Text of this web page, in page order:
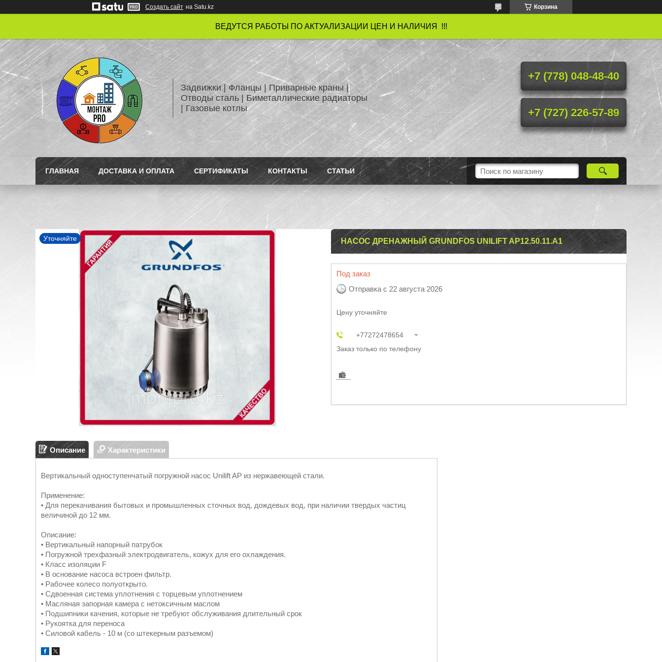
Создать сайт на Satu.kz Корзина
ВЕДУТСЯ РАБОТЫ ПО АКТУАЛИЗАЦИИ ЦЕН И НАЛИЧИЯ !!!
Задвижки | Фланцы | Приварные краны |
Отводы сталь | Биметаллические радиаторы
| Газовые котлы
+7 (778) 048-48-40
+7 (727) 226-57-89
ГЛАВНАЯ ДОСТАВКА И ОПЛАТА СЕРТИФИКАТЫ КОНТАКТЫ СТАТЬИ
Уточняйте НАСОС ДРЕНАЖНЫЙ GRUNDFOS UNILIFT AP12.50.11.A1
Под заказ
Отправка с 22 августа 2026
Цену уточняйте
+77272478654
Заказ только по телефону
Описание Характеристики
Вертикальный одноступенчатый погружной насос Unilift AP из нержавеющей стали.
Применение:
• Для перекачивания бытовых и промышленных сточных вод, дождевых вод, при наличии твердых частиц
величиной до 12 мм.
Описание:
• Вертикальный напорный патрубок
• Погружной трехфазный электродвигатель, кожух для его охлаждения.
• Класс изоляции F
• В основание насоса встроен фильтр.
• Рабочее колесо полуоткрыто.
• Сдвоенная система уплотнения с торцевым уплотнением
• Масляная запорная камера с нетоксичным маслом
• Подшипники качения, которые не требуют обслуживания длительный срок
• Рукоятка для переноса
• Силовой кабель - 10 м (со штекерным разъемом)